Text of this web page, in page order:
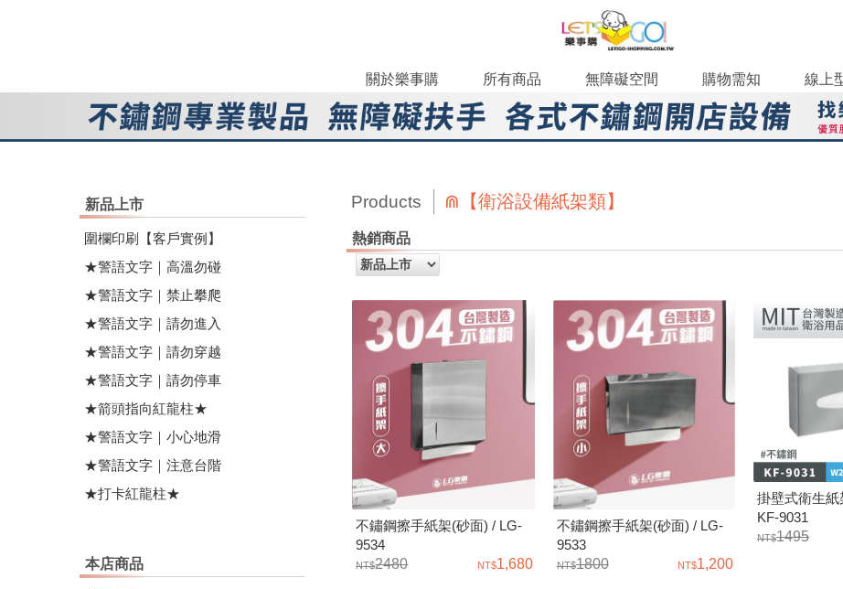
關於樂事購 所有商品 無障礙空間 購物需知 線上
新品上市
圍欄印刷【客戶實例】
★警語文字｜高溫勿碰
★警語文字｜禁止攀爬
★警語文字｜請勿進入
★警語文字｜請勿穿越
★警語文字｜請勿停車
★箭頭指向紅龍柱★
★警語文字｜小心地滑
★警語文字｜注意台階
★打卡紅龍柱★
本店商品
Products ⋒【衛浴設備紙架類】
熱銷商品
不鏽鋼擦手紙架(砂面) / LG-
9534
2480
1,680
不鏽鋼擦手紙架(砂面) / LG-
9533
1800
1,200
掛壁式衛生紙
KF-9031
1495